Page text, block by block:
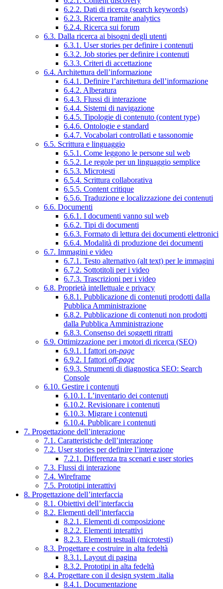
6.2.2. Dati di ricerca (search keywords)
6.2.3. Ricerca tramite analytics
6.2.4. Ricerca sui forum
6.3. Dalla ricerca ai bisogni degli utenti
6.3.1. User stories per definire i contenuti
6.3.2. Job stories per definire i contenuti
6.3.3. Criteri di accettazione
6.4. Architettura dell’informazione
6.4.1. Definire l’architettura dell’informazione
6.4.2. Alberatura
6.4.3. Flussi di interazione
6.4.4. Sistemi di navigazione
6.4.5. Tipologie di contenuto (content type)
6.4.6. Ontologie e standard
6.4.7. Vocabolari controllati e tassonomie
6.5. Scrittura e linguaggio
6.5.1. Come leggono le persone sul web
6.5.2. Le regole per un linguaggio semplice
6.5.3. Microtesti
6.5.4. Scrittura collaborativa
6.5.5. Content critique
6.5.6. Traduzione e localizzazione dei contenuti
6.6. Documenti
6.6.1. I documenti vanno sul web
6.6.2. Tipi di documenti
6.6.3. Formato di lettura dei documenti elettronici
6.6.4. Modalità di produzione dei documenti
6.7. Immagini e video
6.7.1. Testo alternativo (alt text) per le immagini
6.7.2. Sottotitoli per i video
6.7.3. Trascrizioni per i video
6.8. Proprietà intellettuale e privacy
6.8.1. Pubblicazione di contenuti prodotti dalla
Pubblica Amministrazione
6.8.2. Pubblicazione di contenuti non prodotti
dalla Pubblica Amministrazione
6.8.3. Consenso dei soggetti ritratti
6.9. Ottimizzazione per i motori di ricerca (SEO)
6.9.1. I fattori on-page
6.9.2. I fattori off-page
6.9.3. Strumenti di diagnostica SEO: Search
Console
6.10. Gestire i contenuti
6.10.1. L’inventario dei contenuti
6.10.2. Revisionare i contenuti
6.10.3. Migrare i contenuti
6.10.4. Pubblicare i contenuti
7. Progettazione dell’interazione
7.1. Caratteristiche dell’interazione
7.2. User stories per definire l’interazione
7.2.1. Differenza tra scenari e user stories
7.3. Flussi di interazione
7.4. Wireframe
7.5. Prototipi interattivi
8. Progettazione dell’interfaccia
8.1. Obiettivi dell’interfaccia
8.2. Elementi dell’interfaccia
8.2.1. Elementi di composizione
8.2.2. Elementi interattivi
8.2.3. Elementi testuali (microtesti)
8.3. Progettare e costruire in alta fedeltà
8.3.1. Layout di pagina
8.3.2. Prototipi in alta fedeltà
8.4. Progettare con il design system .italia
8.4.1. Documentazione